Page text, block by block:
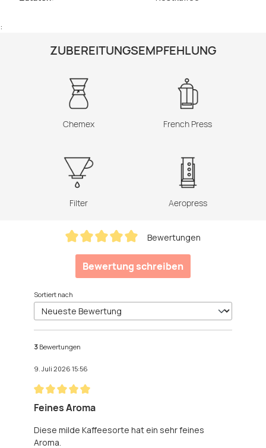
:
ZUBEREITUNGSEMPFEHLUNG
Chemex French Press
Filter Aeropress
Bewertungen
Bewertung schreiben
Sortiert nach
3 Bewertungen
9. Juli 2026 15:56
Bewertung mit 5 von 5 Sternen
Feines Aroma
Diese milde Kaffeesorte hat ein sehr feines
Aroma.